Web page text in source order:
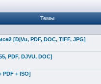
Темы
[DjVu, PDF, DOC, TIFF, JPG]
PDF, DJVU, DOC]
PDF + ISO]